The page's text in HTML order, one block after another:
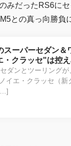
みだったRS6に
との真っ向勝負
ーパーセダン＆
クラッセ"は控
ダンとツーリング
イエ・クラッセ（